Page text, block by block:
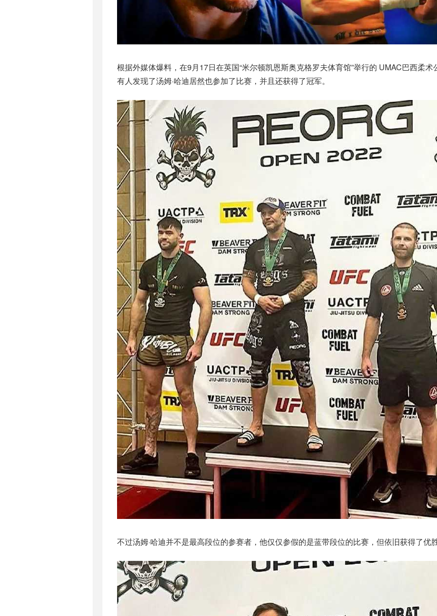
根据外媒体爆料，在9月17日在英国“米尔顿凯恩斯奥克格罗夫体育馆”举行的 UMAC巴西柔术
有人发现了汤姆·哈迪居然也参加了比赛，并且还获得了冠军。
不过汤姆·哈迪并不是最高段位的参赛者，他仅仅参假的是蓝带段位的比赛，但依旧获得了优